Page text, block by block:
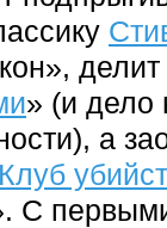
» (и дело
а
Клуб
С